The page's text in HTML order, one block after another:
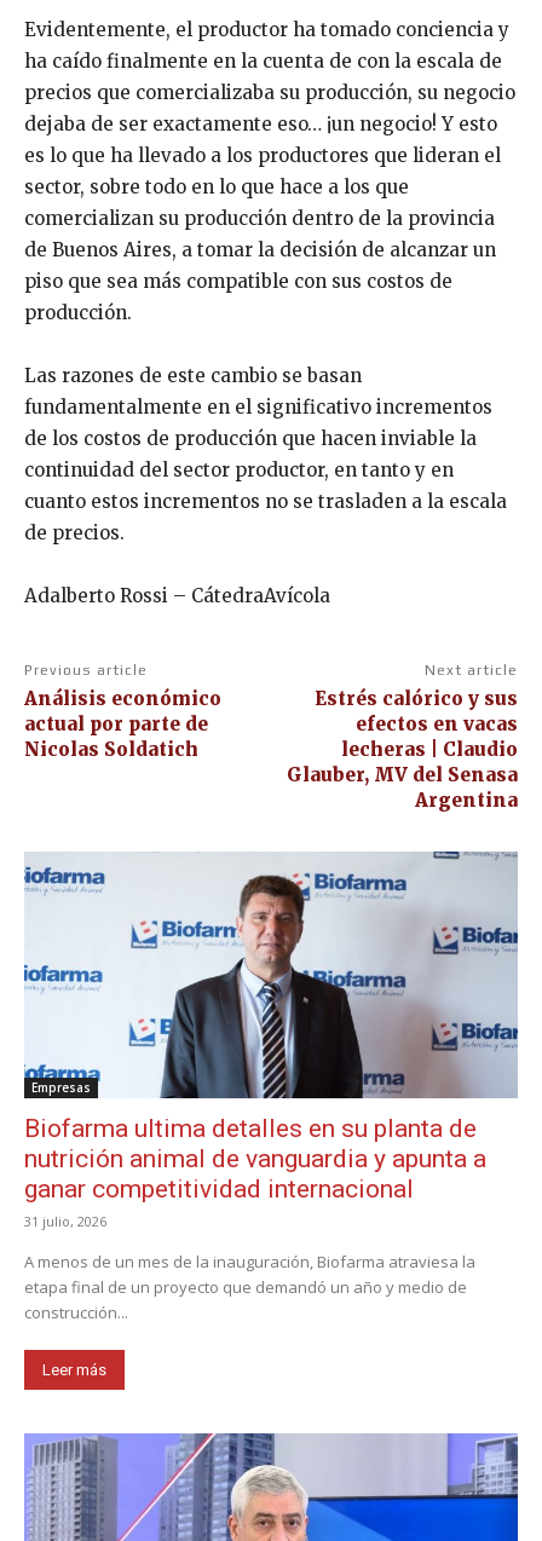
Evidentemente, el productor ha tomado conciencia y
ha caído finalmente en la cuenta de con la escala de
precios que comercializaba su producción, su negocio
dejaba de ser exactamente eso… ¡un negocio! Y esto
es lo que ha llevado a los productores que lideran el
sector, sobre todo en lo que hace a los que
comercializan su producción dentro de la provincia
de Buenos Aires, a tomar la decisión de alcanzar un
piso que sea más compatible con sus costos de
producción.
Las razones de este cambio se basan
fundamentalmente en el significativo incrementos
de los costos de producción que hacen inviable la
continuidad del sector productor, en tanto y en
cuanto estos incrementos no se trasladen a la escala
de precios.
Adalberto Rossi – CátedraAvícola
Previous article
Análisis económico
actual por parte de
Nicolas Soldatich
Next article
Estrés calórico y sus
efectos en vacas
lecheras | Claudio
Glauber, MV del Senasa
Argentina
Empresas
Biofarma ultima detalles en su planta de
nutrición animal de vanguardia y apunta a
ganar competitividad internacional
31 julio, 2026
A menos de un mes de la inauguración, Biofarma atraviesa la
etapa final de un proyecto que demandó un año y medio de
construcción...
Leer más